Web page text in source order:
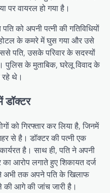
पर वायरल हो गया है।
को अपनी पत्नी की गतिविधियों
के कमरे में घुस गया और उसे
पति, उसके परिवार के सदस्यों
पुलिस के मुताबिक, घरेलू विवाद के
थे।
डॉक्टर
को गिरफ्तार कर लिया है, जिनमें
से है। डॉक्टर की पत्नी एक
है। साथ ही, पति ने अपनी
का आरोप लगाते हुए शिकायत दर्ज
अभी तक अपने पति के खिलाफ
की आगे की जांच जारी है।